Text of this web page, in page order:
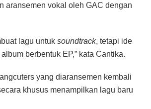
aransemen vokal oleh GAC dengan
lagu untuk soundtrack, tetapi ide
berbentuk EP,” kata Cantika.
yang diaransemen kembali
khusus menampilkan lagu baru